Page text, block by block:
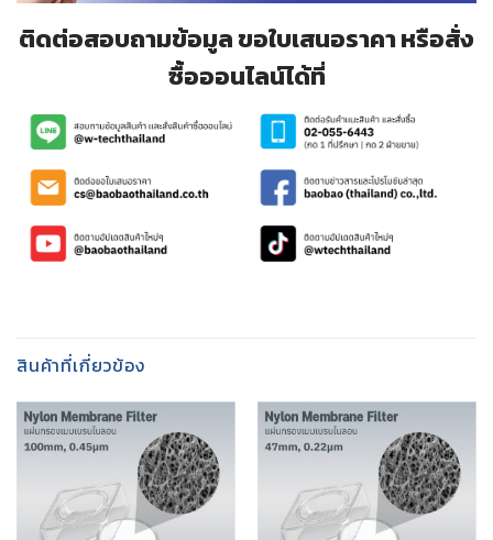
ติดต่อสอบถามข้อมูล ขอใบเสนอราคา หรือสั่ง
ซื้อออนไลน์ได้ที่
สินค้าที่เกี่ยวข้อง